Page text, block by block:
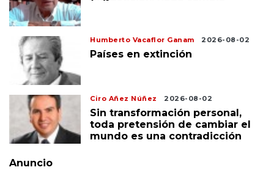
Humberto Vacaflor Ganam 2026-08-02
Países en extinción
Ciro Añez Núñez 2026-08-02
Sin transformación personal,
toda pretensión de cambiar el
mundo es una contradicción
Anuncio